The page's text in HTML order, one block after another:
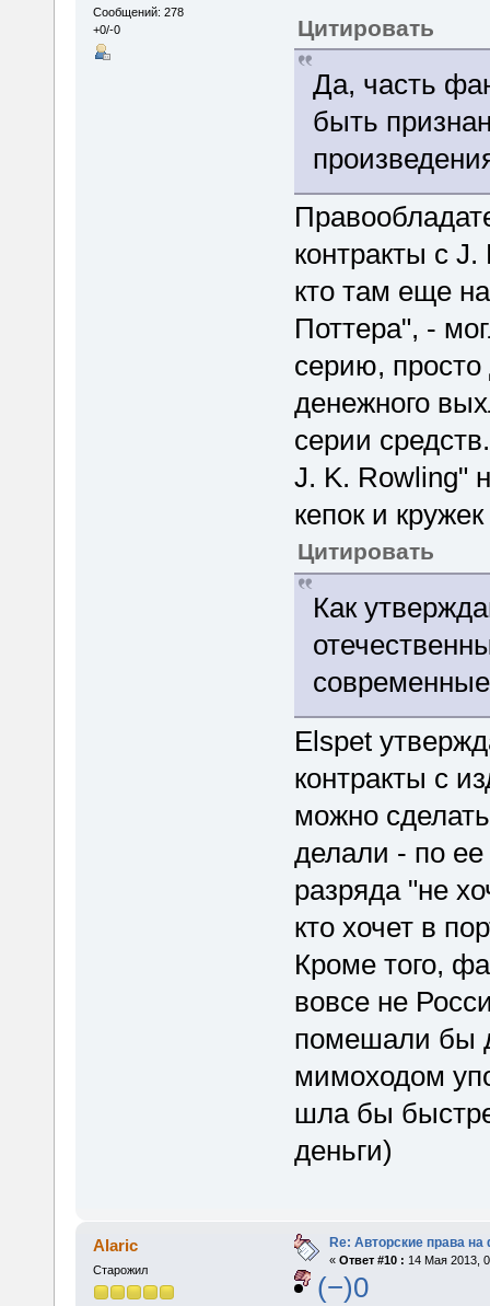
Сообщений: 278
+0/-0
Цитировать
Да, часть
быть
контракты с
кто там еще
Поттера", -
серию,
денежного
серии
J. K. Rowling"
кепок и
Цитировать
Как
Elspet
контракты с
можно
делали - по
разряда "не
кто хочет в
Кроме того,
вовсе не
помешали бы
мимоходом
шла бы
деньги)
Alaric
Старожил
Re: Авторские права
« Ответ #10 : 14 Мая 2013,
(−)0